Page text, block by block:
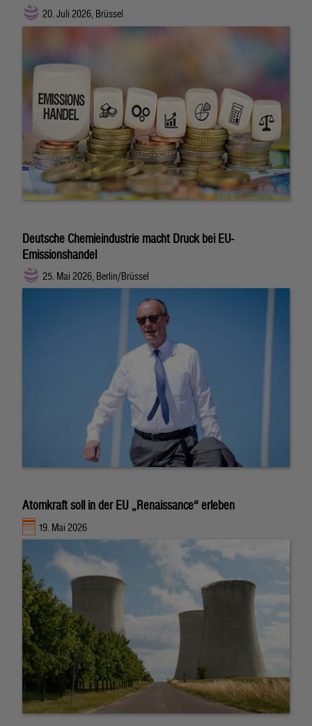
20. Juli 2026, Brüssel
Deutsche Chemieindustrie macht Druck bei EU-
Emissionshandel
25. Mai 2026, Berlin/Brüssel
Atomkraft soll in der EU „Renaissance“ erleben
19. Mai 2026